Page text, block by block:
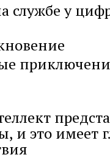
службе у
и это имеет